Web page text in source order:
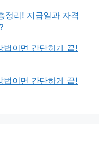
정리! 지급일과 자격
법이면 간단하게 끝!
법이면 간단하게 끝!